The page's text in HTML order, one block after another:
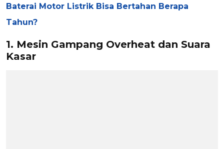
Baterai Motor Listrik Bisa Bertahan Berapa
Tahun?
1. Mesin Gampang Overheat dan Suara
Kasar